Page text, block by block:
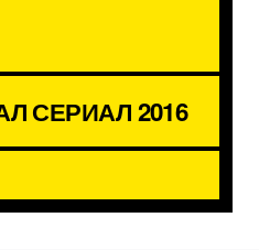
СЕРИАЛ 2016